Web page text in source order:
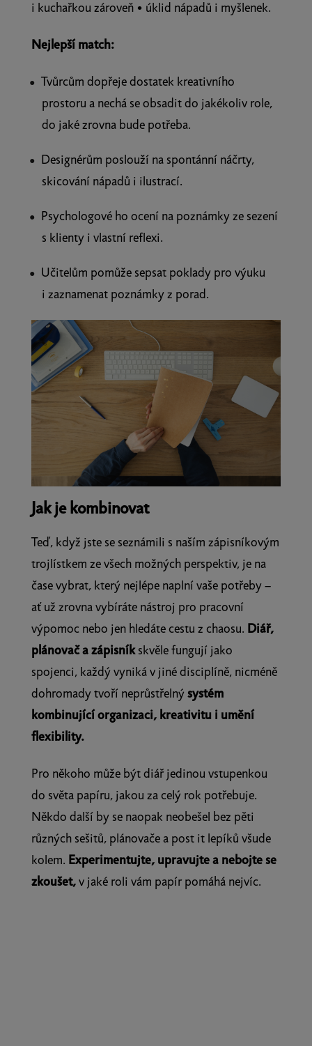
i kuchařkou zároveň • úklid nápadů i myšlenek.
Nejlepší match:
Tvůrcům dopřeje dostatek kreativního
prostoru a nechá se obsadit do jakékoliv role,
do jaké zrovna bude potřeba.
Designérům poslouží na spontánní náčrty,
skicování nápadů i ilustrací.
Psychologové ho ocení na poznámky ze sezení
s klienty i vlastní reflexi.
Učitelům pomůže sepsat poklady pro výuku
i zaznamenat poznámky z porad.
Jak je kombinovat
Teď, když jste se seznámili s naším zápisníkovým
trojlístkem ze všech možných perspektiv, je na
čase vybrat, který nejlépe naplní vaše potřeby –
ať už zrovna vybíráte nástroj pro pracovní
výpomoc nebo jen hledáte cestu z chaosu. Diář,
plánovač a zápisníkskvěle fungují jako
spojenci, každý vyniká v jiné disciplíně, nicméně
dohromady tvoří neprůstřelný systém
kombinující organizaci, kreativitu i umění
flexibility.
Pro někoho může být diář jedinou vstupenkou
do světa papíru, jakou za celý rok potřebuje.
Někdo další by se naopak neobešel bez pěti
různých sešitů, plánovače a post it lepíků všude
kolem. Experimentujte, upravujte a nebojte se
zkoušet,v jaké roli vám papír pomáhá nejvíc.